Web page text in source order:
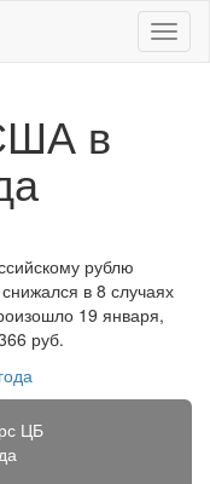
Меню
в
рублю
в 8 случаях
19 января,
руб.
ЦБ